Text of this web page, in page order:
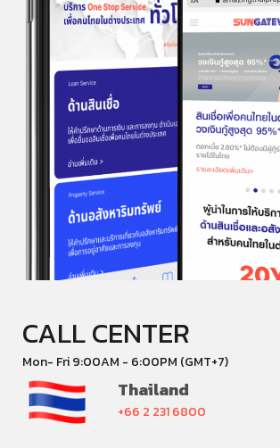
CALL CENTER
Mon- Fri 9:00AM - 6:00PM (GMT+7)
Thailand
+66 2 231 6800